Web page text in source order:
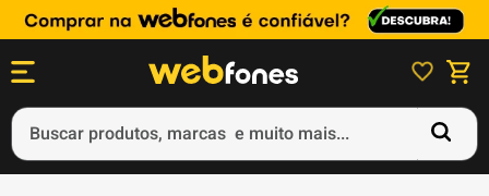
Buscar produtos, marcas e muito mais...